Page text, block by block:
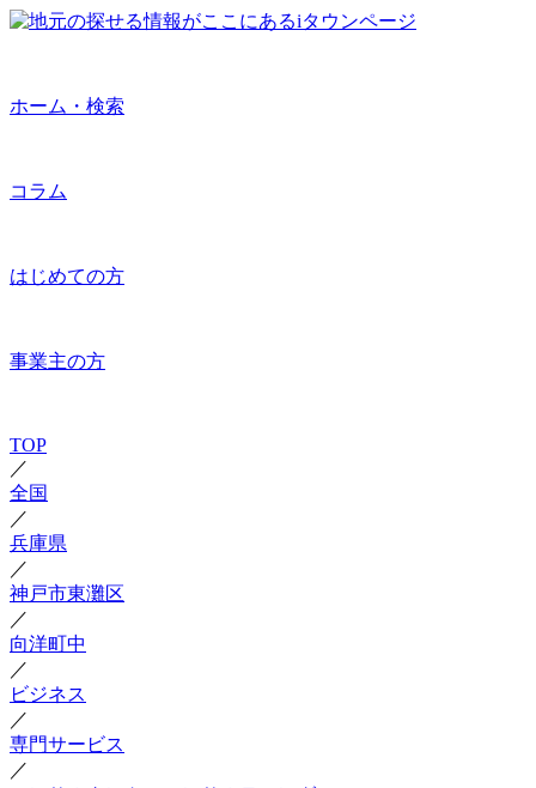
ホーム・検索
コラム
はじめての方
事業主の方
TOP
／
全国
／
兵庫県
／
神戸市東灘区
／
向洋町中
／
ビジネス
／
専門サービス
／